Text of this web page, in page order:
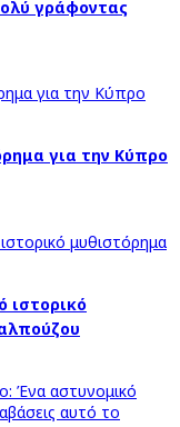
γράφοντας
για την Κύπρο
ιστορικό